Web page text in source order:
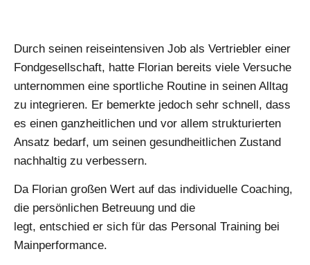
Durch seinen reiseintensiven Job als Vertriebler einer
Fondgesellschaft, hatte Florian bereits viele Versuche
unternommen eine sportliche Routine in seinen Alltag
zu integrieren. Er bemerkte jedoch sehr schnell, dass
es einen ganzheitlichen und vor allem strukturierten
Ansatz bedarf, um seinen gesundheitlichen Zustand
nachhaltig zu verbessern.
Da Florian großen Wert auf das individuelle Coaching,
die persönlichen Betreuung und die
legt, entschied er sich für das Personal Training bei
Mainperformance.